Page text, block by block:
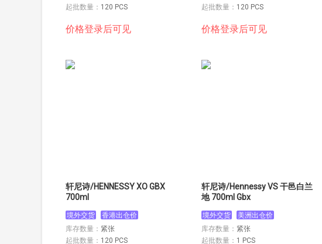
起批数量： 120 PCS
价格登录后可见
起批数量： 120 PCS
价格登录后可见
轩尼诗/HENNESSY XO GBX
700ml
境外交货
香港出仓价
库存数量： 紧张
起批数量： 120 PCS
轩尼诗/Hennessy VS 干邑白兰
地 700ml Gbx
境外交货
美洲出仓价
库存数量： 紧张
起批数量： 1 PCS